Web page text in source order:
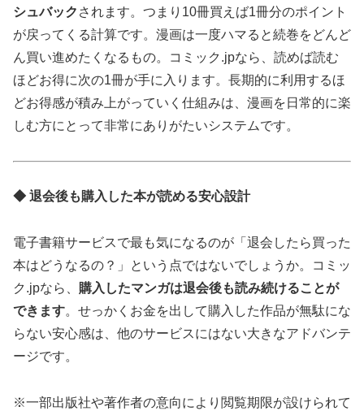
シュバック されます。つまり10冊買えば1冊分のポイント
が戻ってくる計算です。漫画は一度ハマると続巻をどんど
ん買い進めたくなるもの。コミック.jpなら、読めば読む
ほどお得に次の1冊が手に入ります。長期的に利用するほ
どお得感が積み上がっていく仕組みは、漫画を日常的に楽
しむ方にとって非常にありがたいシステムです。
◆ 退会後も購入した本が読める安心設計
電子書籍サービスで最も気になるのが「退会したら買った
本はどうなるの？」という点ではないでしょうか。コミッ
ク.jpなら、 購入したマンガは退会後も読み続けることが
できます。せっかくお金を出して購入した作品が無駄にな
らない安心感は、他のサービスにはない大きなアドバンテ
ージです。
※一部出版社や著作者の意向により閲覧期限が設けられて